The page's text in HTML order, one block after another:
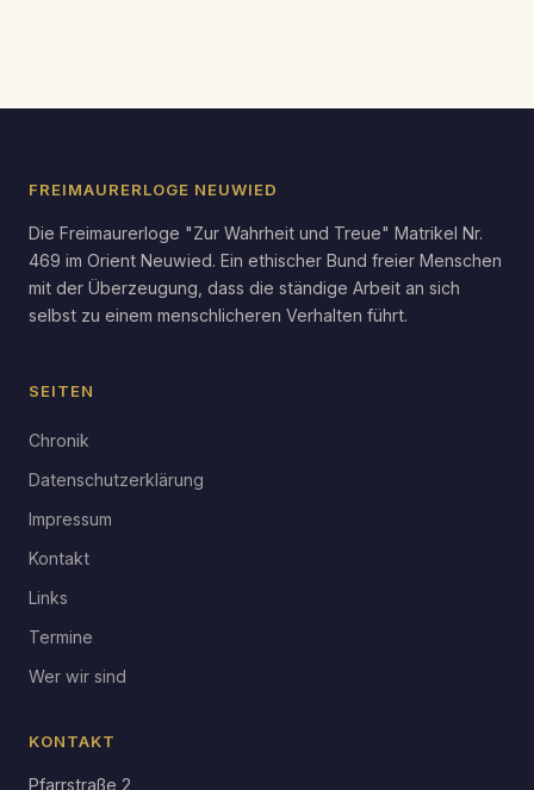
FREIMAURERLOGE NEUWIED
Die Freimaurerloge "Zur Wahrheit und Treue" Matrikel Nr.
469 im Orient Neuwied. Ein ethischer Bund freier Menschen
mit der Überzeugung, dass die ständige Arbeit an sich
selbst zu einem menschlicheren Verhalten führt.
SEITEN
Chronik
Datenschutzerklärung
Impressum
Kontakt
Links
Termine
Wer wir sind
KONTAKT
Pfarrstraße 2